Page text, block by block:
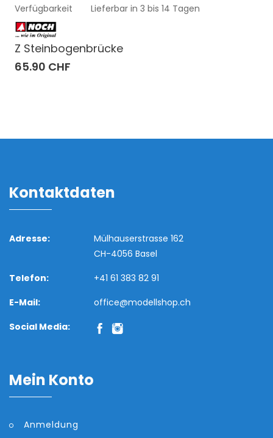
Verfügbarkeit
Lieferbar in 3 bis 14 Tagen
Z Steinbogenbrücke
65.90 CHF
Kontaktdaten
Adresse:
Mülhauserstrasse 162
CH-4056 Basel
Telefon:
+41 61 383 82 91
E-Mail:
office@modellshop.ch
Social Media:
Mein Konto
Anmeldung